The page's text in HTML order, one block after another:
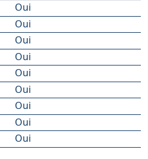
Oui
Oui
Oui
Oui
Oui
Oui
Oui
Oui
Oui